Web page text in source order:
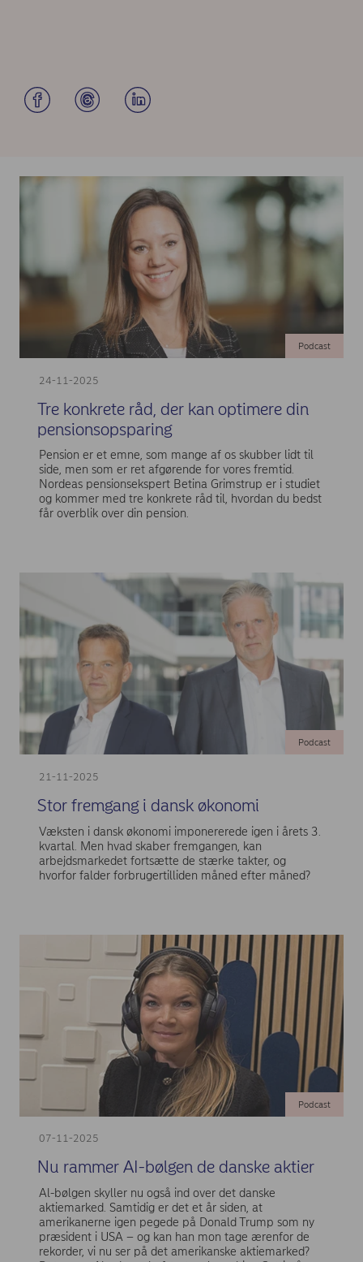
24-11-2025
Podcast
Tre konkrete råd, der kan optimere din
pensionsopsparing
Pension er et emne, som mange af os skubber lidt til
side, men som er ret afgørende for vores fremtid.
Nordeas pensionsekspert Betina Grimstrup er i studiet
og kommer med tre konkrete råd til, hvordan du bedst
får overblik over din pension.
21-11-2025
Podcast
Stor fremgang i dansk økonomi
Væksten i dansk økonomi imponererede igen i årets 3.
kvartal. Men hvad skaber fremgangen, kan
arbejdsmarkedet fortsætte de stærke takter, og
hvorfor falder forbrugertilliden måned efter måned?
07-11-2025
Podcast
Nu rammer AI-bølgen de danske aktier
Al-bølgen skyller nu også ind over det danske
aktiemarked. Samtidig er det et år siden, at
amerikanerne igen pegede på Donald Trump som ny
præsident i USA – og kan han mon tage ærenfor de
rekorder, vi nu ser på det amerikanske aktiemarked?